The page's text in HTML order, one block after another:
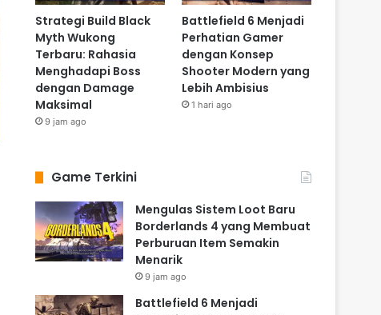
Strategi Build Black
Myth Wukong
Terbaru: Rahasia
Menghadapi Boss
dengan Damage
Maksimal
9 jam ago
Battlefield 6 Menjadi
Perhatian Gamer
dengan Konsep
Shooter Modern yang
Lebih Ambisius
1 hari ago
Game Terkini
Mengulas Sistem Loot Baru
Borderlands 4 yang Membuat
Perburuan Item Semakin
Menarik
9 jam ago
Battlefield 6 Menjadi